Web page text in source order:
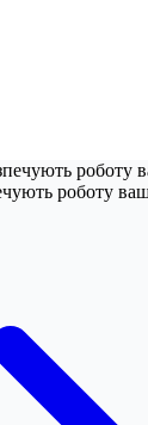
роботу